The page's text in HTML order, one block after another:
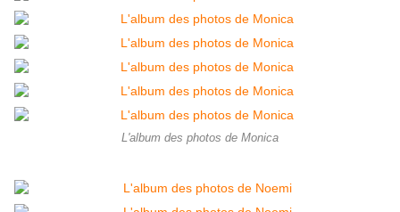
L'album des photos de Monica